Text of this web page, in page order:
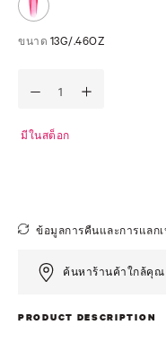
ขนาด 13G/.46OZ
มีในสต็อก
ข้อมูลการคืนและการแลก
ค้นหาร้านค้าใกล้คุณ
PRODUCT DESCRIPTION